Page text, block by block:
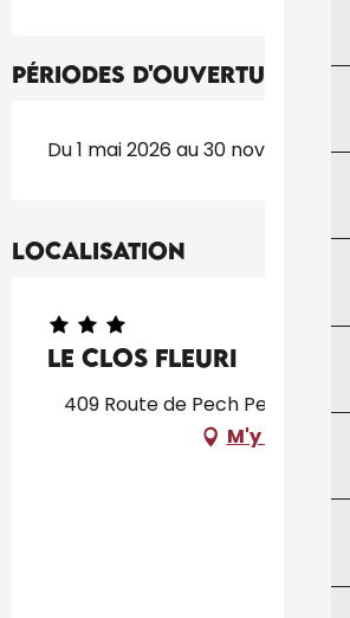
Périodes d'ouverture
Du 1 mai 2026 au 30 novembre
Localisation
Le clos fleuri
409 Route de Pech Peyroux,
M'y rendre